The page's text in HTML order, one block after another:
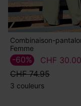
Combinaison-
Femme
CHF 30.00
CHF 74.95
-60%
3 couleurs